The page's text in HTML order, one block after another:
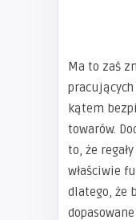
Ma to zaś
kątem
towarów.
to, że
właściwie
dlatego, że